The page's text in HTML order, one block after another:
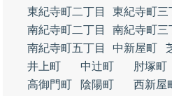
東紀寺町二丁目
東紀寺町三
南紀寺町二丁目
南紀寺町三
南紀寺町五丁目
中新屋町
井上町
中辻町 肘塚町
高御門町
陰陽町 西新屋